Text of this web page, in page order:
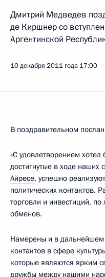
Дмитрий Медведев
де Киршнер со
Аргентинской
10 декабря 2011 года 17:00
В поздравительном
«С удовлетворением хотел
достигнутые в ходе наших
Айресе, успешно
политических контактов.
торговли и инвестиций,
обменов.
Намерены и в дальнейшем
контактов в сфере
которые являются ярким
дружбы между нашими